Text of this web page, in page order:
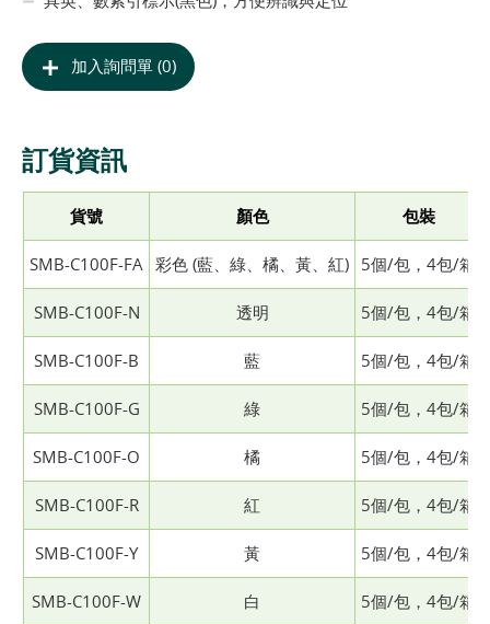
加入詢問單 (0)
訂貨資訊
貨號 顏色 包裝
SMB-C100F-FA 彩色 (藍、綠、橘、黃、紅) 5個/包，4包/箱
SMB-C100F-N 透明 5個/包，4包/箱
SMB-C100F-B 藍 5個/包，4包/箱
SMB-C100F-G 綠 5個/包，4包/箱
SMB-C100F-O 橘 5個/包，4包/箱
SMB-C100F-R 紅 5個/包，4包/箱
SMB-C100F-Y 黃 5個/包，4包/箱
SMB-C100F-W 白 5個/包，4包/箱